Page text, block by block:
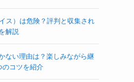
ス）は危険？評判と収集され
解説
ない理由は？楽しみながら継
のコツを紹介